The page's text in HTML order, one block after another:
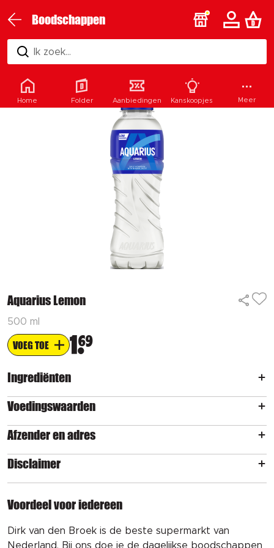
Boodschappen
Ik zoek...
Aquarius Lemon
500 ml
VOEG TOE 1 69
Ingrediënten
Voedingswaarden
Afzender en adres
Disclaimer
Voordeel voor iedereen
Dirk van den Broek is de beste supermarkt van
Nederland. Bij ons doe je de dagelijkse boodschappen
Home Folder Aanbiedingen Kanskoopjes Meer